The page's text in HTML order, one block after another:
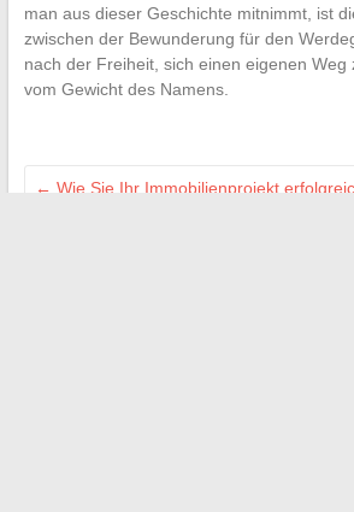
man aus dieser Geschichte mitnimmt, ist
zwischen der Bewunderung für den
nach der Freiheit, sich einen eigenen Weg
vom Gewicht des Namens.
← Wie Sie Ihr Immobilienprojekt